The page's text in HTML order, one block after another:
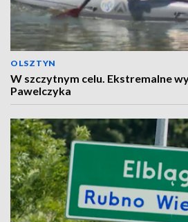
OLSZTYN
W szczytnym celu. Ekstremalne
Pawelczyka